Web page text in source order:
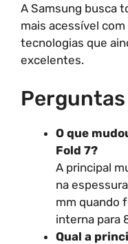
A Samsung busca
mais acessível
tecnologias que
excelentes.
O que
Fold 7?
A principal
na
mm quando
interna para
Qual a